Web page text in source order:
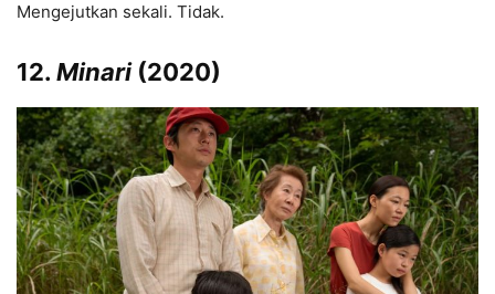
Mengejutkan sekali. Tidak.
12. Minari(2020)